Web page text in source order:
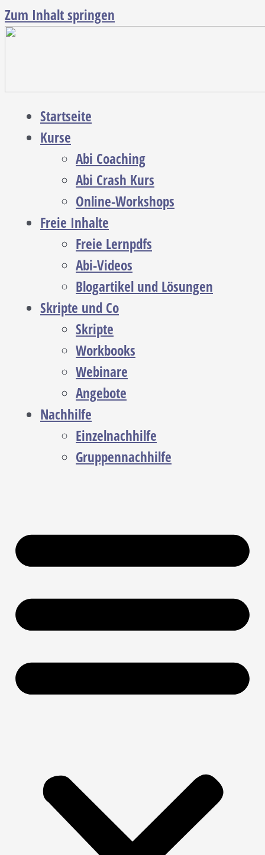
Zum Inhalt springen
Startseite
Kurse
Abi Coaching
Abi Crash Kurs
Online-Workshops
Freie Inhalte
Freie Lernpdfs
Abi-Videos
Blogartikel und Lösungen
Skripte und Co
Skripte
Workbooks
Webinare
Angebote
Nachhilfe
Einzelnachhilfe
Gruppennachhilfe